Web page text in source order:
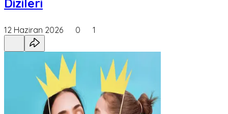
Dizileri
12 Haziran 2026 0 1